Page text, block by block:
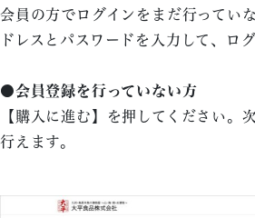
会員の方でログインをまだ行ってい
ドレスとパスワードを入力して、ロ
●会員登録を行っていない方
【購入に進む】を押してください。
行えます。